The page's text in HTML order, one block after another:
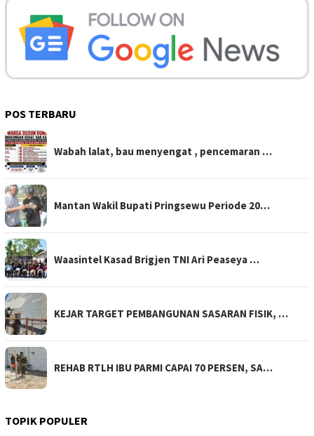
POS TERBARU
Wabah lalat, bau menyengat , pencemaran …
Mantan Wakil Bupati Pringsewu Periode 20…
Waasintel Kasad Brigjen TNI Ari Peaseya …
KEJAR TARGET PEMBANGUNAN SASARAN FISIK, …
REHAB RTLH IBU PARMI CAPAI 70 PERSEN, SA…
TOPIK POPULER